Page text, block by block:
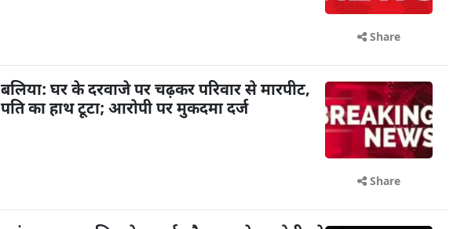
Share
बलिया: घर के दरवाजे पर चढ़कर परिवार से मारपीट,
पति का हाथ टूटा; आरोपी पर मुकदमा दर्ज
Share